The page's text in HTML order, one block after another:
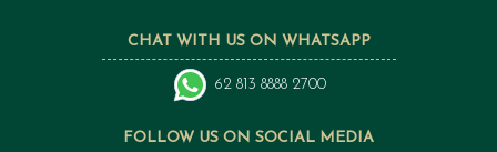
FOLLOW US ON SOCIAL MEDIA
CHAT WITH US ON WHATSAPP
62 813 8888 2700